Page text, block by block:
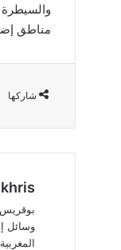
والسيطرة
مناطق
شاركها
وسائل